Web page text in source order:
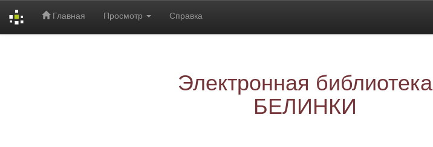
Главная Просмотр Справка
Электронная библиотека
БЕЛИНКИ